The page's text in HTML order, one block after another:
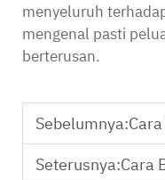
menyeluruh
mengenal pasti
berterusan.
Sebelumnya:Cara
Seterusnya:Cara